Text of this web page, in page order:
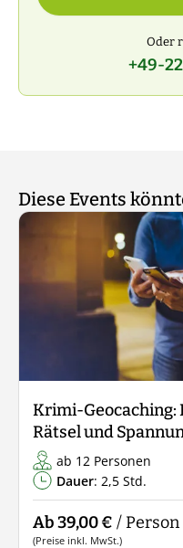
Oder
+49-
Diese Events
Krimi-Geocaching:
Rätsel und
ab 12 Personen
Dauer: 2,5 Std.
Ab 39,00 € / Person
(Preise inkl. MwSt.)